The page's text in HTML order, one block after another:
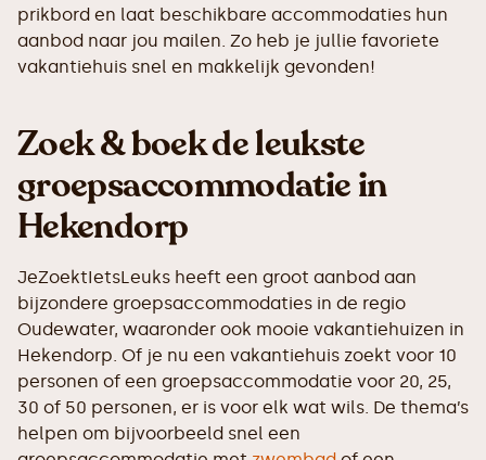
prikbord en laat beschikbare accommodaties hun
aanbod naar jou mailen. Zo heb je jullie favoriete
vakantiehuis snel en makkelijk gevonden!
Zoek & boek de leukste
groepsaccommodatie in
Hekendorp
JeZoektIetsLeuks heeft een groot aanbod aan
bijzondere groepsaccommodaties in de regio
Oudewater, waaronder ook mooie vakantiehuizen in
Hekendorp. Of je nu een vakantiehuis zoekt voor 10
personen of een groepsaccommodatie voor 20, 25,
30 of 50 personen, er is voor elk wat wils. De thema’s
helpen om bijvoorbeeld snel een